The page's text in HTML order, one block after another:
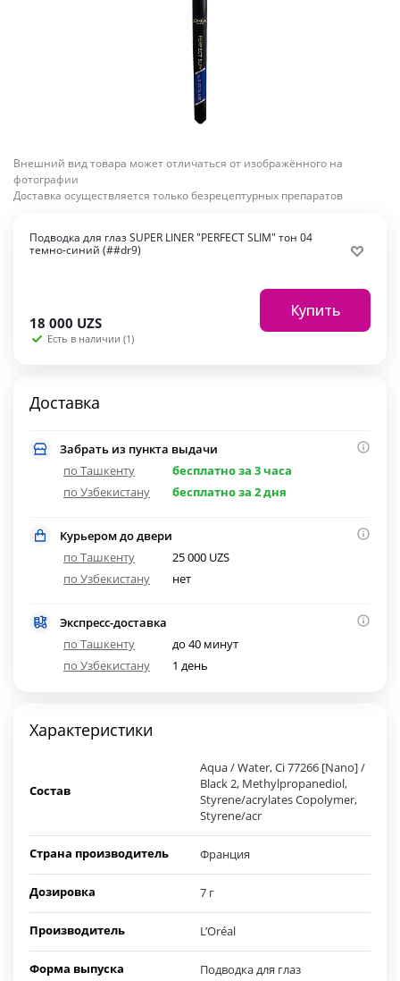
Внешний вид товара может отличаться от изображённого на
фотографии
Доставка осуществляется только безрецептурных препаратов
Подводка для глаз SUPER LINER "PERFECT SLIM" тон 04
темно-синий (##dr9)
18 000 UZS
Есть в наличии (1)
Купить
Доставка
Забрать из пункта выдачи
по Ташкенту
бесплатно за 3 часа
по Узбекистану
бесплатно за 2 дня
Курьером до двери
по Ташкенту
25 000 UZS
по Узбекистану
нет
Экспресс-доставка
по Ташкенту
до 40 минут
по Узбекистану
1 день
Характеристики
Состав
Aqua / Water, Ci 77266 [Nano] /
Black 2, Methylpropanediol,
Styrene/acrylates Copolymer,
Styrene/acr
Страна производитель Франция
Дозировка 7 г
Производитель L’Oréal
Форма выпуска Подводка для глаз